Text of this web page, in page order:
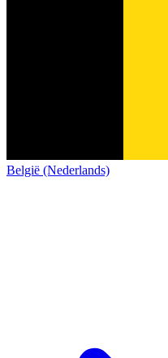
België (Nederlands)